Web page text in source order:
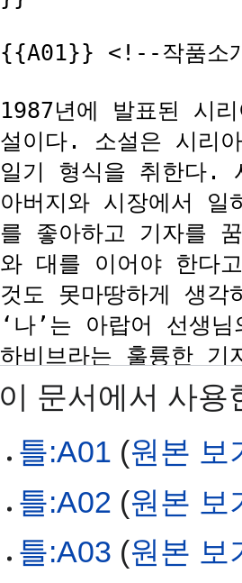
이 문서에서 사용
틀:A01 (원본 보
틀:A02 (원본 보
틀:A03 (원본 보